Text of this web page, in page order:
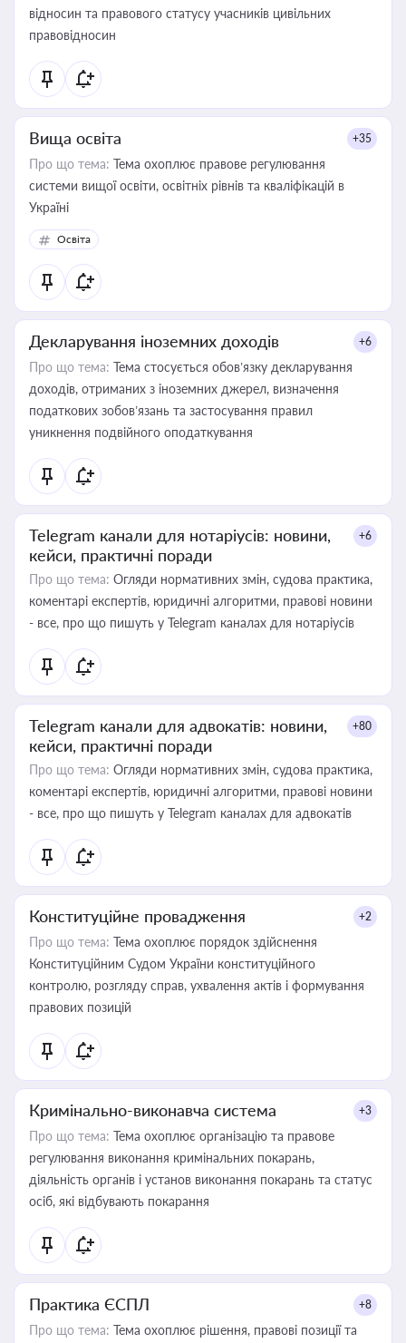
відносин та правового статусу учасників цивільних
правовідносин
Вища освіта +35
Про що тема: Тема охоплює правове регулювання
системи вищої освіти, освітніх рівнів та кваліфікацій в
Україні
Освіта
Декларування іноземних доходів +6
Про що тема: Тема стосується обов’язку декларування
доходів, отриманих з іноземних джерел, визначення
податкових зобов’язань та застосування правил
уникнення подвійного оподаткування
Telegram канали для нотаріусів: новини,
кейси, практичні поради
+6
Про що тема: Огляди нормативних змін, судова практика,
коментарі експертів, юридичні алгоритми, правові новини
- все, про що пишуть у Telegram каналах для нотаріусів
Telegram канали для адвокатів: новини,
кейси, практичні поради
+80
Про що тема: Огляди нормативних змін, судова практика,
коментарі експертів, юридичні алгоритми, правові новини
- все, про що пишуть у Telegram каналах для адвокатів
Конституційне провадження +2
Про що тема: Тема охоплює порядок здійснення
Конституційним Судом України конституційного
контролю, розгляду справ, ухвалення актів і формування
правових позицій
Кримінально-виконавча система +3
Про що тема: Тема охоплює організацію та правове
регулювання виконання кримінальних покарань,
діяльність органів і установ виконання покарань та статус
осіб, які відбувають покарання
Практика ЄСПЛ +8
Про що тема: Тема охоплює рішення, правові позиції та